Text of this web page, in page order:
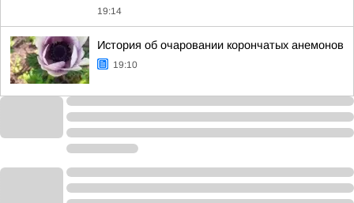
19:14
История об очаровании корончатых анемонов
19:10